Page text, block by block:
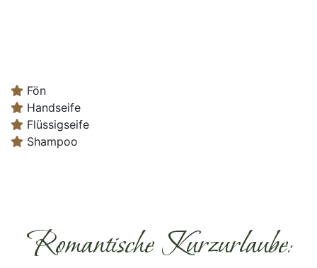
Fön
Handseife
Flüssigseife
Shampoo
Romantische Kurzurlaube: